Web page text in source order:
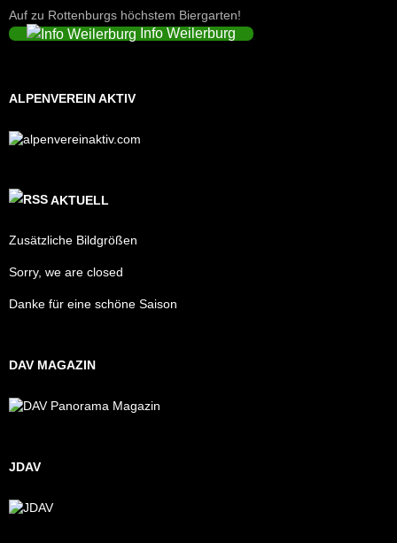
Auf zu Rottenburgs höchstem Biergarten!
Info Weilerburg
ALPENVEREIN AKTIV
AKTUELL
Zusätzliche Bildgrößen
Sorry, we are closed
Danke für eine schöne Saison
DAV MAGAZIN
JDAV